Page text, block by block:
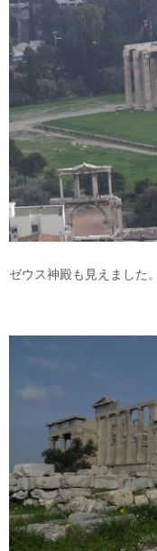
ゼウス神殿も見えました。